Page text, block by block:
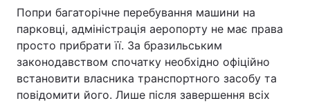
Попри багаторічне перебування машини на
парковці, адміністрація аеропорту не має права
просто прибрати її. За бразильським
законодавством спочатку необхідно офіційно
встановити власника транспортного засобу та
повідомити його. Лише після завершення всіх